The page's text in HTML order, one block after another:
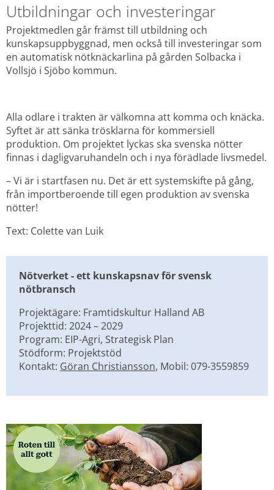
Utbildningar och investeringar
Projektmedlen går främst till utbildning och
kunskapsuppbyggnad, men också till investeringar som
en automatisk nötknäckarlina på gården Solbacka i
Vollsjö i Sjöbo kommun.
Alla odlare i trakten är välkomna att komma och knäcka.
Syftet är att sänka trösklarna för kommersiell
produktion. Om projektet lyckas ska svenska nötter
finnas i dagligvaruhandeln och i nya förädlade livsmedel.
– Vi är i startfasen nu. Det är ett systemskifte på gång,
från importberoende till egen produktion av svenska
nötter!
Text: Colette van Luik
Nötverket - ett kunskapsnav för svensk
nötbransch
Projektägare: Framtidskultur Halland AB
Projekttid: 2024 – 2029
Program: EIP-Agri, Strategisk Plan
Stödform: Projektstöd
Kontakt: Göran Christiansson, Mobil: 079-3559859